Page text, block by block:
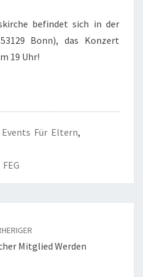
befindet sich in der
Bonn), das Konzert
19 Uhr!
Events Für Eltern,
Mitglied Werden